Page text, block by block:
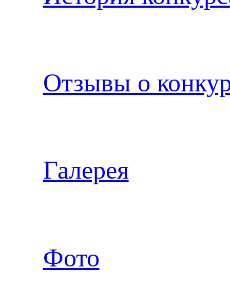
Отзывы о
Галерея
Фото